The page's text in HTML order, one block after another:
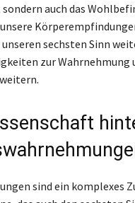
auch das
sechsten Sinn
zur
sind ein komplexes